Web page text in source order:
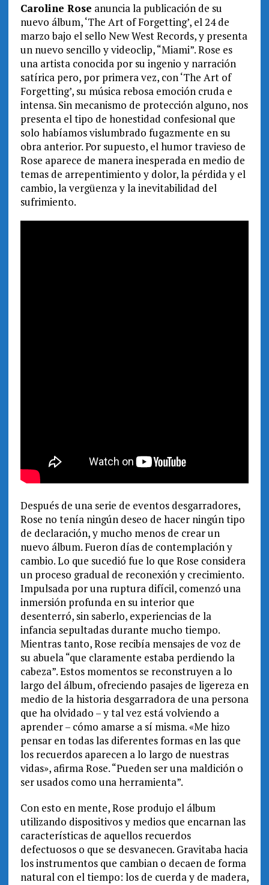
Caroline Rose anuncia la publicación de su
nuevo álbum, ‘The Art of Forgetting’, el 24 de
marzo bajo el sello New West Records, y presenta
un nuevo sencillo y videoclip, “Miami”. Rose es
una artista conocida por su ingenio y narración
satírica pero, por primera vez, con ‘The Art of
Forgetting’, su música rebosa emoción cruda e
intensa. Sin mecanismo de protección alguno, nos
presenta el tipo de honestidad confesional que
solo habíamos vislumbrado fugazmente en su
obra anterior. Por supuesto, el humor travieso de
Rose aparece de manera inesperada en medio de
temas de arrepentimiento y dolor, la pérdida y el
cambio, la vergüenza y la inevitabilidad del
sufrimiento.
Después de una serie de eventos desgarradores,
Rose no tenía ningún deseo de hacer ningún tipo
de declaración, y mucho menos de crear un
nuevo álbum. Fueron días de contemplación y
cambio. Lo que sucedió fue lo que Rose considera
un proceso gradual de reconexión y crecimiento.
Impulsada por una ruptura difícil, comenzó una
inmersión profunda en su interior que
desenterró, sin saberlo, experiencias de la
infancia sepultadas durante mucho tiempo.
Mientras tanto, Rose recibía mensajes de voz de
su abuela “que claramente estaba perdiendo la
cabeza”. Estos momentos se reconstruyen a lo
largo del álbum, ofreciendo pasajes de ligereza en
medio de la historia desgarradora de una persona
que ha olvidado – y tal vez está volviendo a
aprender – cómo amarse a sí misma. «Me hizo
pensar en todas las diferentes formas en las que
los recuerdos aparecen a lo largo de nuestras
vidas», afirma Rose. “Pueden ser una maldición o
ser usados como una herramienta”.
Con esto en mente, Rose produjo el álbum
utilizando dispositivos y medios que encarnan las
características de aquellos recuerdos
defectuosos o que se desvanecen. Gravitaba hacia
los instrumentos que cambian o decaen de forma
natural con el tiempo: los de cuerda y de madera,